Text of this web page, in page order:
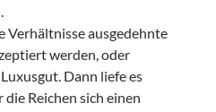
Verhältnisse ausgedehnte
werden, oder
Dann liefe es
Reichen sich einen